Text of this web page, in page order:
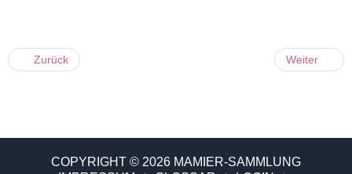
Zurück Weiter
COPYRIGHT © 2026 MAMIER-SAMMLUNG